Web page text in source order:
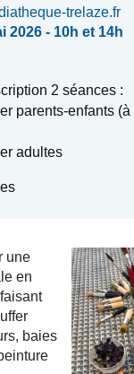
trelaze.fr
2026 - 10h et 14h
2 séances :
parents-enfants (à
adultes
une
en
baies